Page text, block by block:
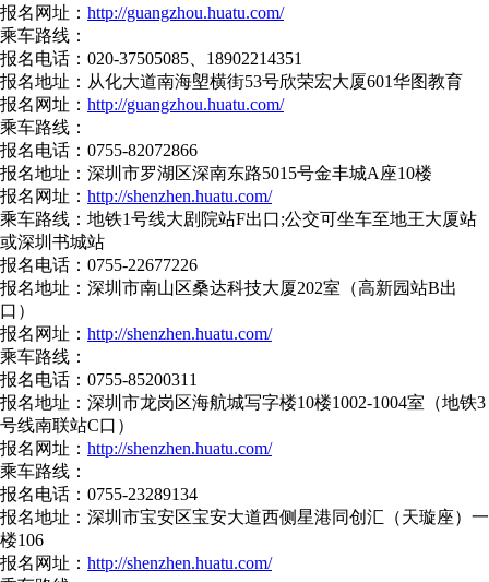
报名网址： http://guangzhou.huatu.com/
乘车路线：
报名电话：020-37505085、18902214351
报名地址：从化大道南海塱横街53号欣荣宏大厦601华图教育
报名网址： http://guangzhou.huatu.com/
乘车路线：
报名电话：0755-82072866
报名地址：深圳市罗湖区深南东路5015号金丰城A座10楼
报名网址： http://shenzhen.huatu.com/
乘车路线：地铁1号线大剧院站F出口;公交可坐车至地王大厦站
或深圳书城站
报名电话：0755-22677226
报名地址：深圳市南山区桑达科技大厦202室（高新园站B出
口）
报名网址： http://shenzhen.huatu.com/
乘车路线：
报名电话：0755-85200311
报名地址：深圳市龙岗区海航城写字楼10楼1002-1004室（地铁3
号线南联站C口）
报名网址： http://shenzhen.huatu.com/
乘车路线：
报名电话：0755-23289134
报名地址：深圳市宝安区宝安大道西侧星港同创汇（天璇座）一
楼106
报名网址： http://shenzhen.huatu.com/